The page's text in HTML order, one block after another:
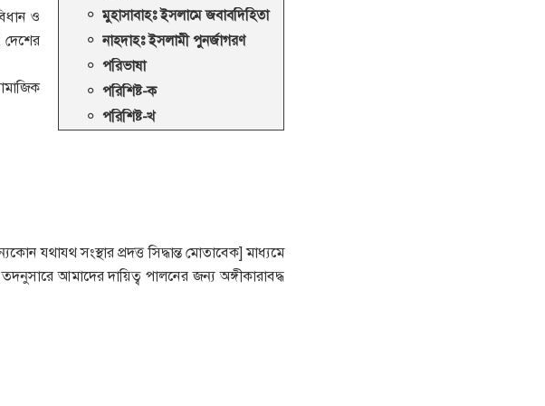
মুহাসাবাহঃ ইসলামে জবাবদিহিতা
নাহদাহঃ ইসলামী পুনর্জাগরণ
পরিভাষা
পরিশিষ্ট-ক
পরিশিষ্ট-খ
ও
দেশের
যথাযথ সংস্থার প্রদত্ত সিদ্ধান্ত মোতাবেক] মাধ্যমে
আমাদের দায়িত্ব পালনের জন্য অঙ্গীকারাবদ্ধ